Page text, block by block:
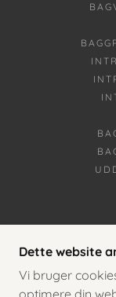
Dette website
Vi bruger
optimere din